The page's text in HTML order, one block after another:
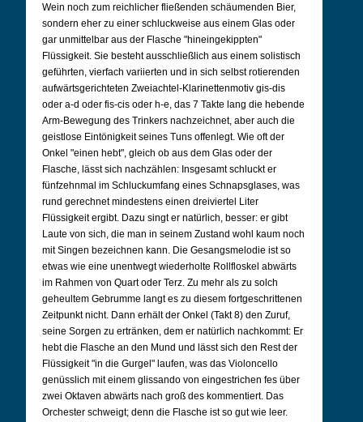
Wein noch zum reichlicher fließenden schäumenden Bier,
sondern eher zu einer schluckweise aus einem Glas oder
gar unmittelbar aus der Flasche "hineingekippten"
Flüssigkeit. Sie besteht ausschließlich aus einem solistisch
geführten, vierfach variierten und in sich selbst rotierenden
aufwärtsgerichteten Zweiachtel-Klarinettenmotiv gis-dis
oder a-d oder fis-cis oder h-e, das 7 Takte lang die hebende
Arm-Bewegung des Trinkers nachzeichnet, aber auch die
geistlose Eintönigkeit seines Tuns offenlegt. Wie oft der
Onkel "einen hebt", gleich ob aus dem Glas oder der
Flasche, lässt sich nachzählen: Insgesamt schluckt er
fünfzehnmal im Schluckumfang eines Schnapsglases, was
rund gerechnet mindestens einen dreiviertel Liter
Flüssigkeit ergibt. Dazu singt er natürlich, besser: er gibt
Laute von sich, die man in seinem Zustand wohl kaum noch
mit Singen bezeichnen kann. Die Gesangsmelodie ist so
etwas wie eine unentwegt wiederholte Rollfloskel abwärts
im Rahmen von Quart oder Terz. Zu mehr als zu solch
geheultem Gebrumme langt es zu diesem fortgeschrittenen
Zeitpunkt nicht. Dann erhält der Onkel (Takt 8) den Zuruf,
seine Sorgen zu ertränken, dem er natürlich nachkommt: Er
hebt die Flasche an den Mund und lässt sich den Rest der
Flüssigkeit "in die Gurgel" laufen, was das Violoncello
genüsslich mit einem glissando von eingestrichen fes über
zwei Oktaven abwärts nach groß des kommentiert. Das
Orchester schweigt; denn die Flasche ist so gut wie leer.